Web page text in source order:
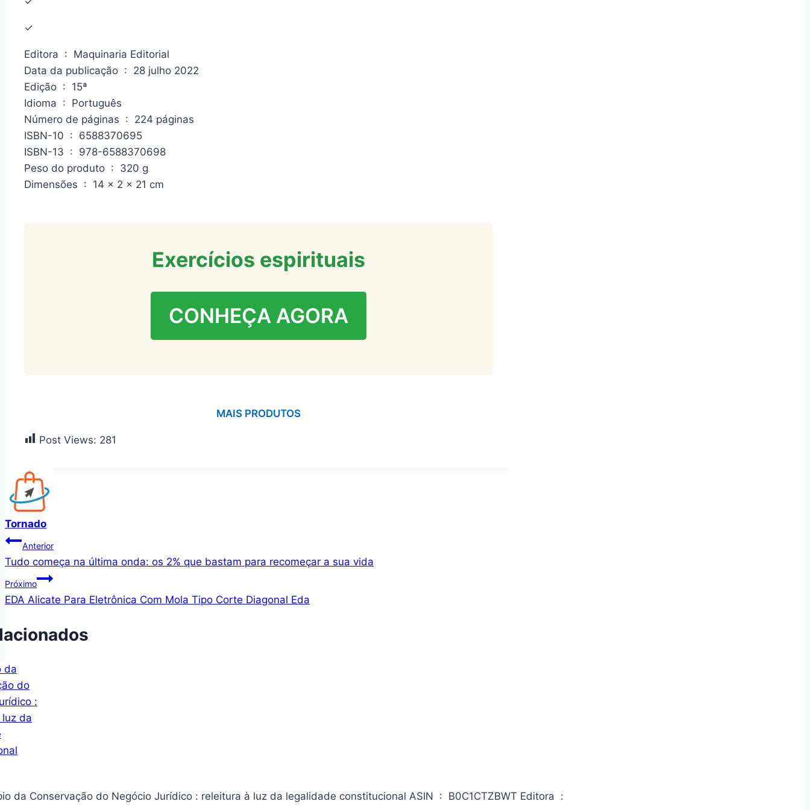
✓
Editora ‏ : ‎ Maquinaria Editorial
Data da publicação ‏ : ‎ 28 julho 2022
Edição ‏ : ‎ 15ª
Idioma ‏ : ‎ Português
Número de páginas ‏ : ‎ 224 páginas
ISBN-10 ‏ : ‎ 6588370695
ISBN-13 ‏ : ‎ 978-6588370698
Peso do produto ‏ : ‎ 320 g
Dimensões ‏ : ‎ 14 x 2 x 21 cm
Exercícios espirituais
CONHEÇA AGORA
MAIS PRODUTOS
Post Views: 281
Tornado
Navegação
de
Post
Anterior
Tudo começa na última onda: os 2% que bastam para recomeçar a sua vida
Próximo
EDA Alicate Para Eletrônica Com Mola Tipo Corte Diagonal Eda
da Conservação do Negócio Jurídico : releitura à luz da legalidade constitucional ASIN ‏ : ‎ B0C1CTZBWT Editora ‏ :